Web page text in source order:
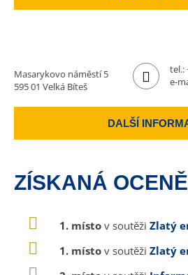
Masarykovo náměstí 5
595 01 Velká Bíteš
tel.:
e-
DALŠÍ
ZÍSKANÁ
1. místo v soutěži Zlatý
1. místo v soutěži Zlatý